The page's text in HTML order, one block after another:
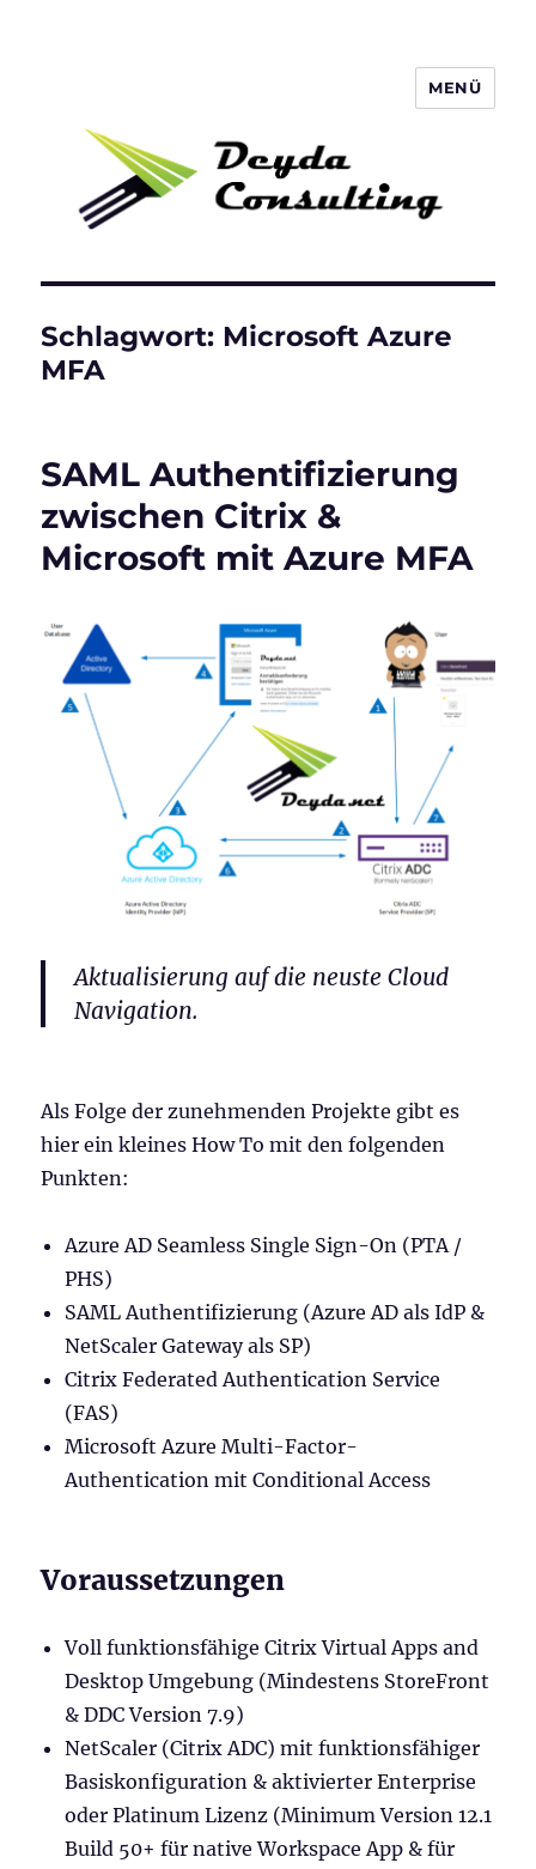
MENÜ
Schlagwort: Microsoft Azure
MFA
SAML Authentifizierung
zwischen Citrix &
Microsoft mit Azure MFA
Aktualisierung auf die neuste Cloud
Navigation.
Als Folge der zunehmenden Projekte gibt es
hier ein kleines How To mit den folgenden
Punkten:
Azure AD Seamless Single Sign-On (PTA /
PHS)
SAML Authentifizierung (Azure AD als IdP &
NetScaler Gateway als SP)
Citrix Federated Authentication Service
(FAS)
Microsoft Azure Multi-Factor-
Authentication mit Conditional Access
Voraussetzungen
Voll funktionsfähige Citrix Virtual Apps and
Desktop Umgebung (Mindestens StoreFront
& DDC Version 7.9)
NetScaler (Citrix ADC) mit funktionsfähiger
Basiskonfiguration & aktivierter Enterprise
oder Platinum Lizenz (Minimum Version 12.1
Build 50+ für native Workspace App & für